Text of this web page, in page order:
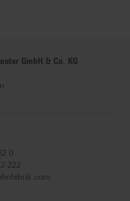
GmbH & Co. KG
0
222